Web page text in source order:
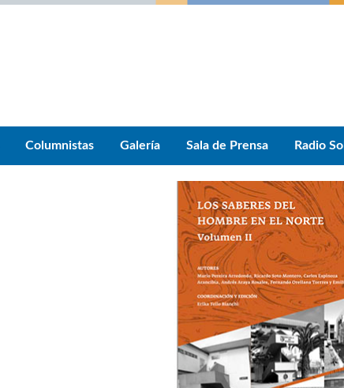
Columnistas Galería Sala de Prensa Radio Sol